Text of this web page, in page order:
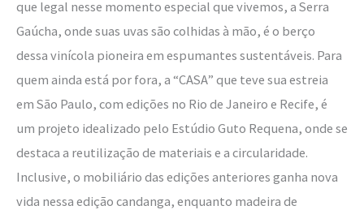
que legal nesse momento especial que vivemos, a Serra
Gaúcha, onde suas uvas são colhidas à mão, é o berço
dessa vinícola pioneira em espumantes sustentáveis. Para
quem ainda está por fora, a “CASA” que teve sua estreia
em São Paulo, com edições no Rio de Janeiro e Recife, é
um projeto idealizado pelo Estúdio Guto Requena, onde se
destaca a reutilização de materiais e a circularidade.
Inclusive, o mobiliário das edições anteriores ganha nova
vida nessa edição candanga, enquanto madeira de